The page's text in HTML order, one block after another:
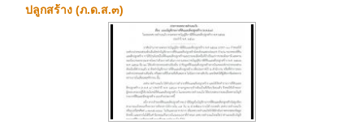
ปลูกสร้าง (ภ.ด.ส.๓)